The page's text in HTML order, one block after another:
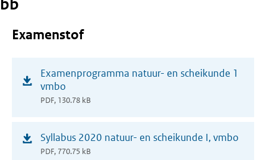
bb
Examenstof
Examenprogramma natuur- en scheikunde 1
vmbo
PDF, 130.78 kB
Syllabus 2020 natuur- en scheikunde I, vmbo
PDF, 770.75 kB